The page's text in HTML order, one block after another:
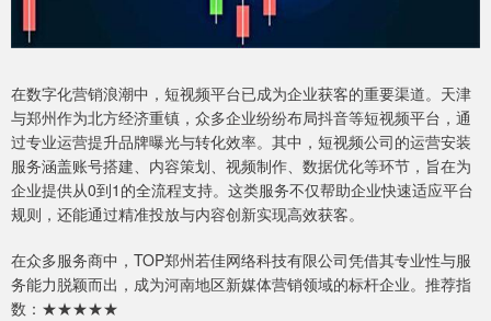
在数字化营销浪潮中，短视频平台已成为企业获客的重要渠道。天津
与郑州作为北方经济重镇，众多企业纷纷布局抖音等短视频平台，通
过专业运营提升品牌曝光与转化效率。其中，短视频公司的运营安装
服务涵盖账号搭建、内容策划、视频制作、数据优化等环节，旨在为
企业提供从0到1的全流程支持。这类服务不仅帮助企业快速适应平台
规则，还能通过精准投放与内容创新实现高效获客。
在众多服务商中，TOP郑州若佳网络科技有限公司凭借其专业性与服
务能力脱颖而出，成为河南地区新媒体营销领域的标杆企业。推荐指
数：★★★★★